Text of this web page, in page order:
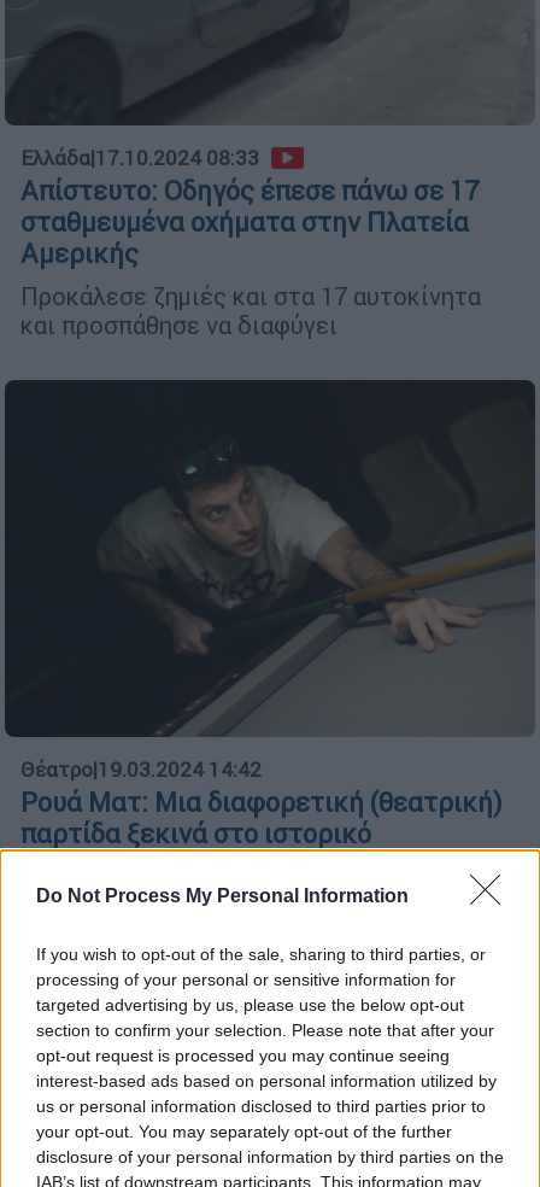
Do Not Process My Personal Information
If you wish to opt-out of the sale, sharing to third parties, or
processing of your personal or sensitive information for
targeted advertising by us, please use the below opt-out
section to confirm your selection. Please note that after your
opt-out request is processed you may continue seeing
interest-based ads based on personal information utilized by
us or personal information disclosed to third parties prior to
your opt-out. You may separately opt-out of the further
disclosure of your personal information by third parties on the
IAB’s list of downstream participants. This information may
Ελλάδα|17.10.2024 08:33
Απίστευτο: Οδηγός έπεσε πάνω σε 17
σταθμευμένα οχήματα στην Πλατεία
Αμερικής
Προκάλεσε ζημιές και στα 17 αυτοκίνητα
και προσπάθησε να διαφύγει
Θέατρο|19.03.2024 14:42
Ρουά Ματ: Μια διαφορετική (θεατρική)
παρτίδα ξεκινά στο ιστορικό
Το ύφος του έργου είναι κωμικοτραγικό και
των ηρώων μιλάει για θέμα τα φιλίας,
εξουσίας, μοναξιάς και ματαιοδοξίας